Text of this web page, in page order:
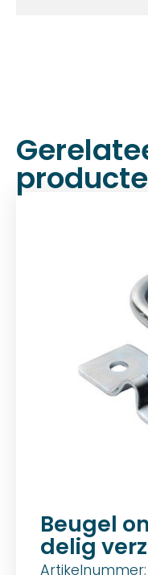
Beugel
delig
Artikelnummer: